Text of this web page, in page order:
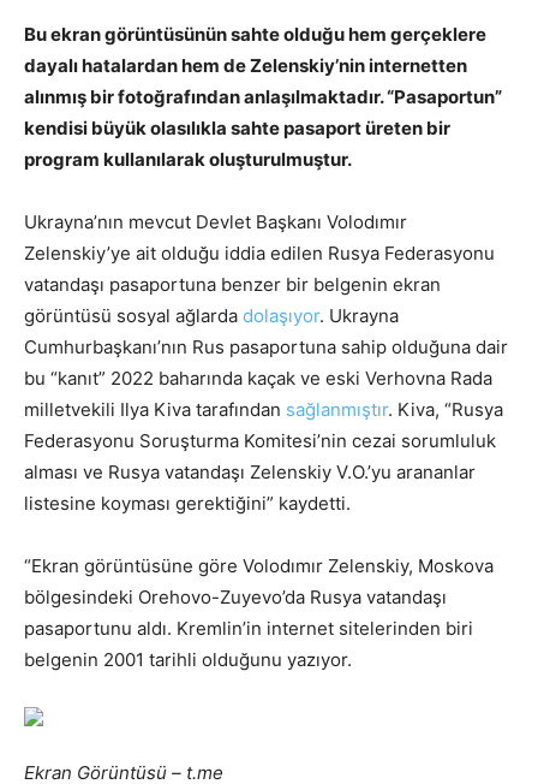
Bu ekran görüntüsünün sahte olduğu hem gerçeklere
dayalı hatalardan hem de Zelenskiy’nin internetten
alınmış bir fotoğrafından anlaşılmaktadır. “Pasaportun”
kendisi büyük olasılıkla sahte pasaport üreten bir
program kullanılarak oluşturulmuştur.
Ukrayna’nın mevcut Devlet Başkanı Volodımır
Zelenskiy’ye ait olduğu iddia edilen Rusya Federasyonu
vatandaşı pasaportuna benzer bir belgenin ekran
görüntüsü sosyal ağlarda dolaşıyor. Ukrayna
Cumhurbaşkanı’nın Rus pasaportuna sahip olduğuna dair
bu “kanıt” 2022 baharında kaçak ve eski Verhovna Rada
milletvekili Ilya Kiva tarafından sağlanmıştır. Kiva, “Rusya
Federasyonu Soruşturma Komitesi’nin cezai sorumluluk
alması ve Rusya vatandaşı Zelenskiy V.O.’yu arananlar
listesine koyması gerektiğini” kaydetti.
“Ekran görüntüsüne göre Volodımır Zelenskiy, Moskova
bölgesindeki Orehovo-Zuyevo’da Rusya vatandaşı
pasaportunu aldı. Kremlin’in internet sitelerinden biri
belgenin 2001 tarihli olduğunu yazıyor.
Ekran Görüntüsü – t.me